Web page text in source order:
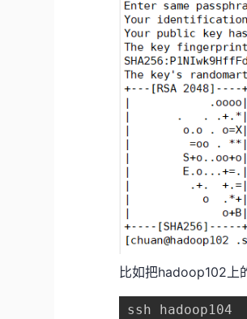
比如把hadoop102上
ssh hadoop104